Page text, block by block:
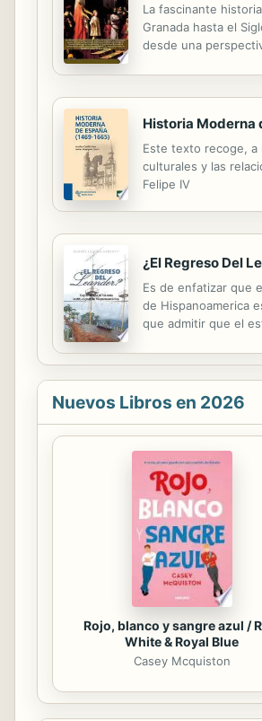
La fascinante
Granada hasta el
desde una
Historia Moderna
Este texto recoge,
culturales y las
Felipe IV
¿El Regreso Del
Es de enfatizar que
de Hispanoamerica
que admitir que el
Nuevos Libros en 2026
Rojo, blanco y sangre azul /
White & Royal Blue
Casey Mcquiston